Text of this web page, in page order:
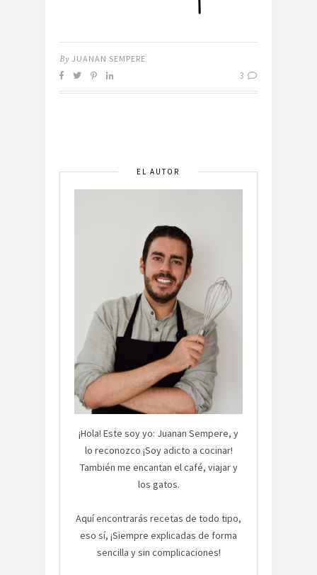
By JUANAN SEMPERE
3
EL AUTOR
¡Hola! Este soy yo: Juanan Sempere, y
lo reconozco ¡Soy adicto a cocinar!
También me encantan el café, viajar y
los gatos.
Aquí encontrarás recetas de todo tipo,
eso sí, ¡Siempre explicadas de forma
sencilla y sin complicaciones!